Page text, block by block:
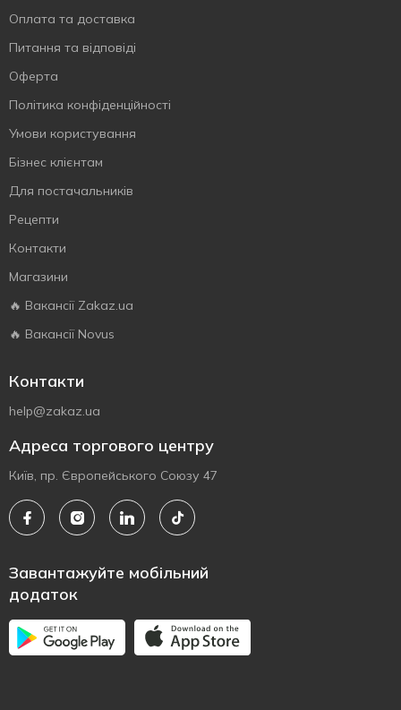
Оплата та доставка
Питання та відповіді
Оферта
Політика конфіденційності
Умови користування
Бізнес клієнтам
Для постачальників
Рецепти
Контакти
Магазини
🔥 Вакансії Zakaz.ua
🔥 Вакансії Novus
Контакти
help@zakaz.ua
Адреса торгового центру
Київ, пр. Європейського Союзу 47
Завантажуйте мобільний
додаток